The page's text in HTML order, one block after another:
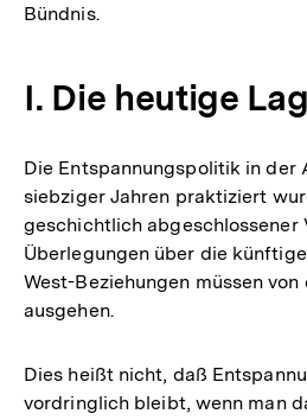
Bündnis.
I. Die heutige
Die Entspannungspolitik in der
siebziger Jahren praktiziert
geschichtlich abgeschlossener
Überlegungen über die
West-Beziehungen müssen
ausgehen.
Dies heißt nicht, daß
vordringlich bleibt, wenn man